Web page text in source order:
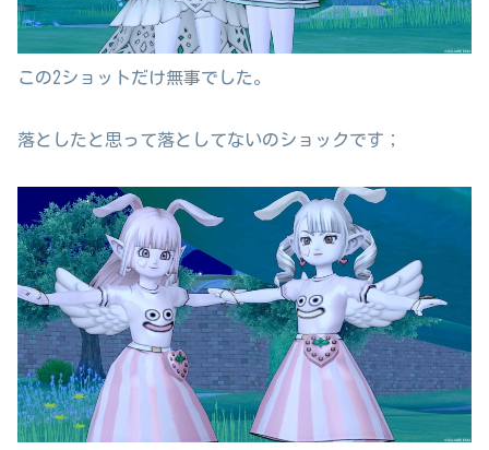
この2ショットだけ無事でした。
落としたと思って落としてないのショックです；